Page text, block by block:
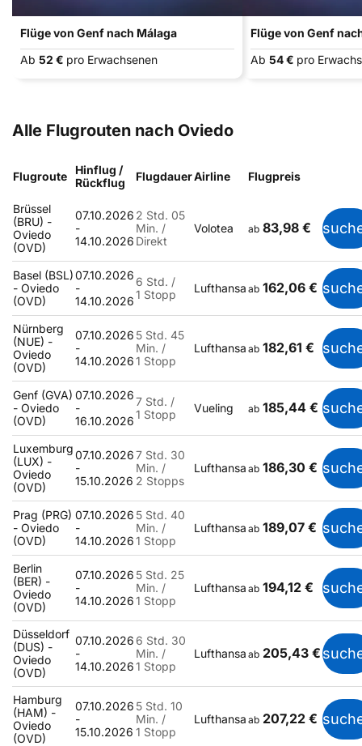
Flüge von Genf nach Málaga
Ab 52 € pro Erwachsenen
Flüge von Genf
Ab 54 € pro
Alle Flugrouten nach Oviedo
Flugroute
Hinflug /
Rückflug
FlugdauerAirline Flugpreis
Brüssel
(BRU) -
Oviedo
(OVD)
07.10.2026
-
14.10.2026
2 Std. 05
Min. /
Direkt
Volotea ab 83,98 €
Basel (BSL)
- Oviedo
(OVD)
07.10.2026
-
14.10.2026
6 Std. /
1 Stopp
Lufthansa ab 162,06 €
Nürnberg
(NUE) -
Oviedo
(OVD)
07.10.2026
-
14.10.2026
5 Std. 45
Min. /
1 Stopp
Lufthansa ab 182,61 €
Genf (GVA)
- Oviedo
(OVD)
07.10.2026
-
16.10.2026
7 Std. /
1 Stopp
Vueling ab 185,44 €
Luxemburg
(LUX) -
Oviedo
(OVD)
07.10.2026
-
15.10.2026
7 Std. 30
Min. /
2 Stopps
Lufthansa ab 186,30 €
Prag (PRG)
- Oviedo
(OVD)
07.10.2026
-
14.10.2026
5 Std. 40
Min. /
1 Stopp
Lufthansa ab 189,07 €
Berlin
(BER) -
Oviedo
(OVD)
07.10.2026
-
14.10.2026
5 Std. 25
Min. /
1 Stopp
Lufthansa ab 194,12 €
Düsseldorf
(DUS) -
Oviedo
(OVD)
07.10.2026
-
14.10.2026
6 Std. 30
Min. /
1 Stopp
Lufthansa ab 205,43 €
Hamburg
(HAM) -
Oviedo
(OVD)
07.10.2026
-
15.10.2026
5 Std. 10
Min. /
1 Stopp
Lufthansa ab 207,22 €